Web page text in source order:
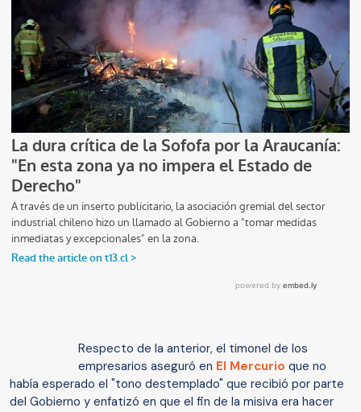
Respecto de la anterior, el timonel de los
empresarios aseguró en El Mercurio que no
había esperado el "tono destemplado" que recibió por parte
del Gobierno y enfatizó en que el fin de la misiva era hacer